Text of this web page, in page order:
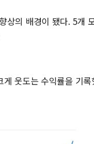
상의 배경이 됐다. 5개
웃도는 수익률을 기록